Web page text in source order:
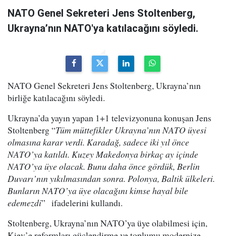
NATO Genel Sekreteri Jens Stoltenberg,
Ukrayna’nın NATO'ya katılacağını söyledi.
NATO Genel Sekreteri Jens Stoltenberg, Ukrayna’nın
birliğe katılacağını söyledi.
Ukrayna’da yayın yapan 1+1 televizyonuna konuşan Jens
Stoltenberg “Tüm müttefikler Ukrayna’nın NATO üyesi
olmasına karar verdi. Karadağ, sadece iki yıl önce
NATO’ya katıldı. Kuzey Makedonya birkaç ay içinde
NATO’ya üye olacak. Bunu daha önce gördük, Berlin
Duvarı’nın yıkılmasından sonra. Polonya, Baltik ülkeleri.
Bunların NATO’ya üye olacağını kimse hayal bile
edemezdi” ifadelerini kullandı.
Stoltenberg, Ukrayna’nın NATO’ya üye olabilmesi için,